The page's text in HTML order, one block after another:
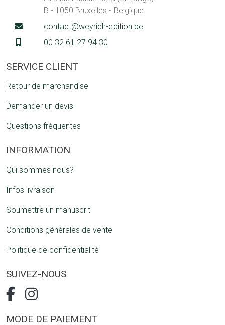
B - 1050 Bruxelles - Belgique
contact@weyrich-edition.be
00 32 61 27 94 30
SERVICE CLIENT
Retour de marchandise
Demander un devis
Questions fréquentes
INFORMATION
Qui sommes nous?
Infos livraison
Soumettre un manuscrit
Conditions générales de vente
Politique de confidentialité
SUIVEZ-NOUS
MODE DE PAIEMENT